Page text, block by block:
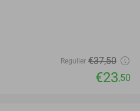
Regulier €37,50
€23,50